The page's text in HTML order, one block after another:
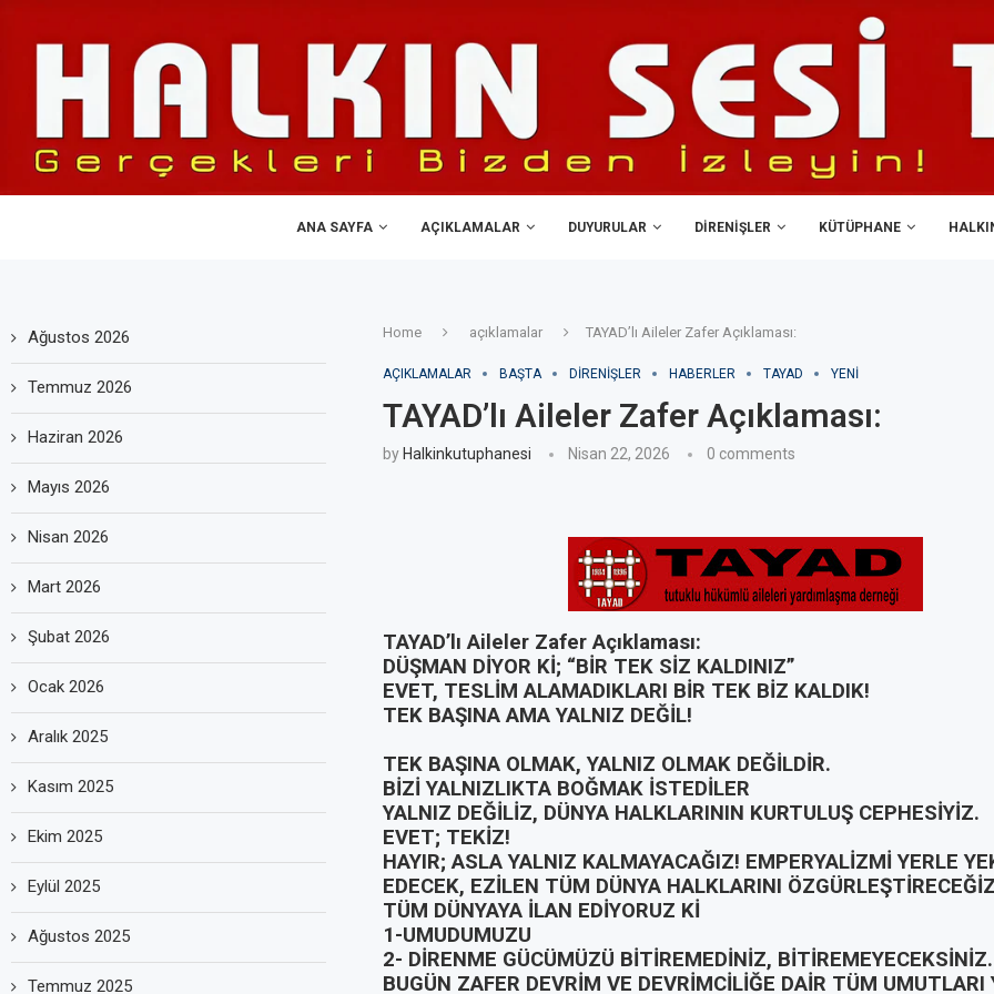
ANA SAYFA AÇIKLAMALAR DUYURULAR DIRENIŞLER KÜTÜPHANE
Home açıklamalar TAYAD’lı Aileler Zafer Açıklaması:
AÇIKLAMALAR BAŞTA DIRENIŞLER HABERLER TAYAD YENI
TAYAD’lı Aileler Zafer Açıklaması:
byHalkinkutuphanesi Nisan 22, 2026 0 comments
TAYAD’lı Aileler Zafer Açıklaması:
DÜŞMAN DİYOR Kİ; “BİR TEK SİZ KALDINIZ”
EVET, TESLİM ALAMADIKLARI BİR TEK BİZ KALDIK!
TEK BAŞINA AMA YALNIZ DEĞİL!
TEK BAŞINA OLMAK, YALNIZ OLMAK DEĞİLDİR.
BİZİ YALNIZLIKTA BOĞMAK İSTEDİLER
YALNIZ DEĞİLİZ, DÜNYA HALKLARININ KURTULUŞ CEPHESİYİZ.
EVET; TEKİZ!
HAYIR; ASLA YALNIZ KALMAYACAĞIZ! EMPERYALİZMİ YERLE
EDECEK, EZİLEN TÜM DÜNYA HALKLARINI
TÜM DÜNYAYA İLAN EDİYORUZ Kİ
1-UMUDUMUZU
2- DİRENME GÜCÜMÜZÜ BİTİREMEDİNİZ, BİTİREMEYECEKSİNİZ.
BUGÜN ZAFER DEVRİM VE DEVRİMCİLİĞE DAİR TÜM UMUTLARI
Ağustos 2026
Temmuz 2026
Haziran 2026
Mayıs 2026
Nisan 2026
Mart 2026
Şubat 2026
Ocak 2026
Aralık 2025
Kasım 2025
Ekim 2025
Eylül 2025
Ağustos 2025
Temmuz 2025